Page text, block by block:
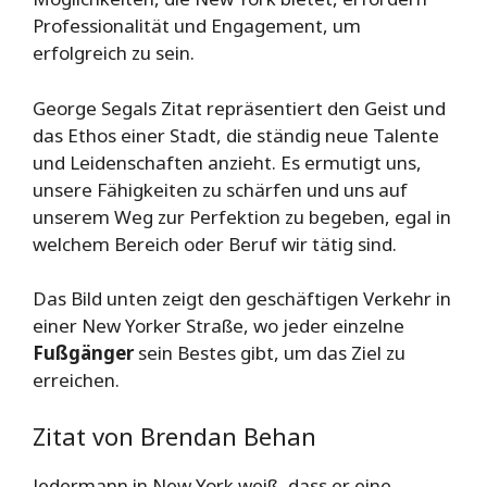
Professionalität und Engagement, um
erfolgreich zu sein.
George Segals Zitat repräsentiert den Geist und
das Ethos einer Stadt, die ständig neue Talente
und Leidenschaften anzieht. Es ermutigt uns,
unsere Fähigkeiten zu schärfen und uns auf
unserem Weg zur Perfektion zu begeben, egal in
welchem Bereich oder Beruf wir tätig sind.
Das Bild unten zeigt den geschäftigen Verkehr in
einer New Yorker Straße, wo jeder einzelne
Fußgängersein Bestes gibt, um das Ziel zu
erreichen.
Zitat von Brendan Behan